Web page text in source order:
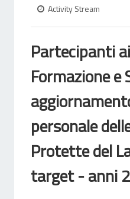
Activity Stream
Partecipanti
Formazione e
personale
Protette del
target - anni